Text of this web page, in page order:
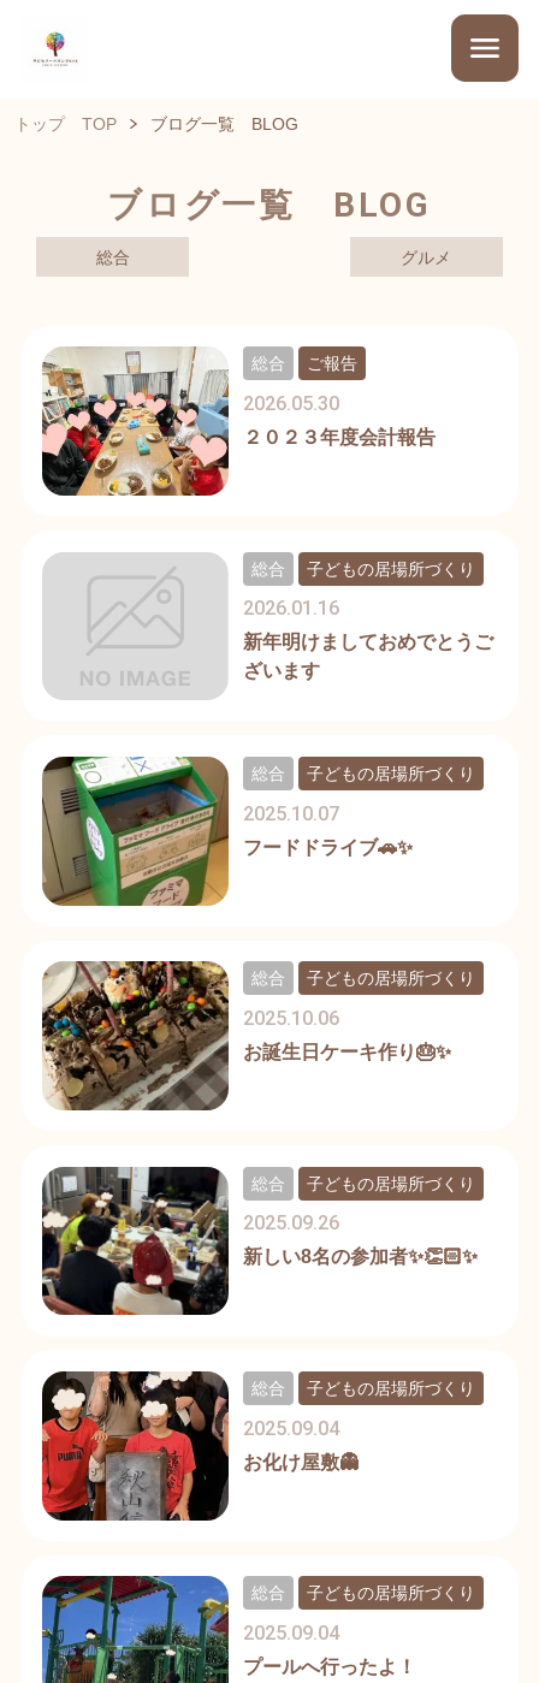
トップ TOP ブログ一覧 BLOG
ブログ一覧 BLOG
総合 グルメ
２０２３年度会計報告
2026.05.30
総合 ご報告
新年明けましておめでとうご
ざいます
2026.01.16
総合 子どもの居場所づくり
フードドライブ🚗✨
2025.10.07
総合 子どもの居場所づくり
お誕生日ケーキ作り🎂✨
2025.10.06
総合 子どもの居場所づくり
新しい8名の参加者✨👏🏻✨
2025.09.26
総合 子どもの居場所づくり
お化け屋敷👻
2025.09.04
総合 子どもの居場所づくり
プールへ行ったよ！
2025.09.04
総合 子どもの居場所づくり